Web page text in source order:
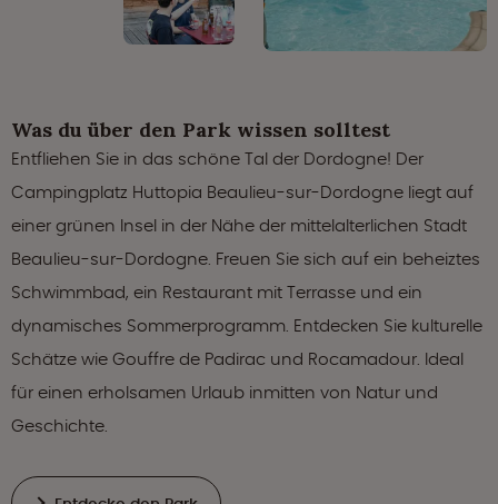
Was du über den Park wissen solltest
Entfliehen Sie in das schöne Tal der Dordogne! Der
Campingplatz Huttopia Beaulieu-sur-Dordogne liegt auf
einer grünen Insel in der Nähe der mittelalterlichen Stadt
Beaulieu-sur-Dordogne. Freuen Sie sich auf ein beheiztes
Schwimmbad, ein Restaurant mit Terrasse und ein
dynamisches Sommerprogramm. Entdecken Sie kulturelle
Schätze wie Gouffre de Padirac und Rocamadour. Ideal
für einen erholsamen Urlaub inmitten von Natur und
Geschichte.